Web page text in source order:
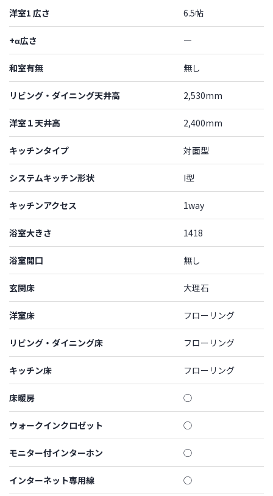
洋室1 広さ 6.5帖
+α広さ ―
和室有無 無し
リビング・ダイニング天井高 2,530mm
洋室１天井高 2,400mm
キッチンタイプ 対面型
システムキッチン形状 I型
キッチンアクセス 1way
浴室大きさ 1418
浴室開口 無し
玄関床 大理石
洋室床 フローリング
リビング・ダイニング床 フローリング
キッチン床 フローリング
床暖房 ◯
ウォークインクロゼット ◯
モニター付インターホン ◯
インターネット専用線 ◯